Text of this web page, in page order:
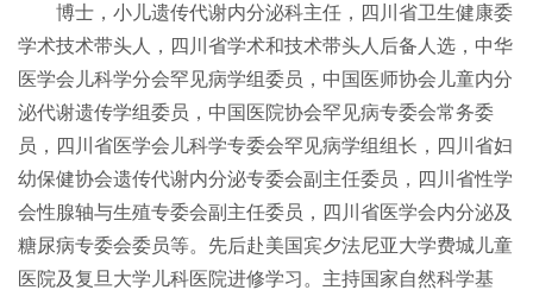
博士，小儿遗传代谢内分泌科主任，四川省卫生健康委
学术技术带头人，四川省学术和技术带头人后备人选，中华
医学会儿科学分会罕见病学组委员，中国医师协会儿童内分
泌代谢遗传学组委员，中国医院协会罕见病专委会常务委
员，四川省医学会儿科学专委会罕见病学组组长，四川省妇
幼保健协会遗传代谢内分泌专委会副主任委员，四川省性学
会性腺轴与生殖专委会副主任委员，四川省医学会内分泌及
糖尿病专委会委员等。先后赴美国宾夕法尼亚大学费城儿童
医院及复旦大学儿科医院进修学习。主持国家自然科学基